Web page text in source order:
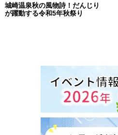
城崎温泉秋の風物詩！だんじり
が躍動する令和5年秋祭り